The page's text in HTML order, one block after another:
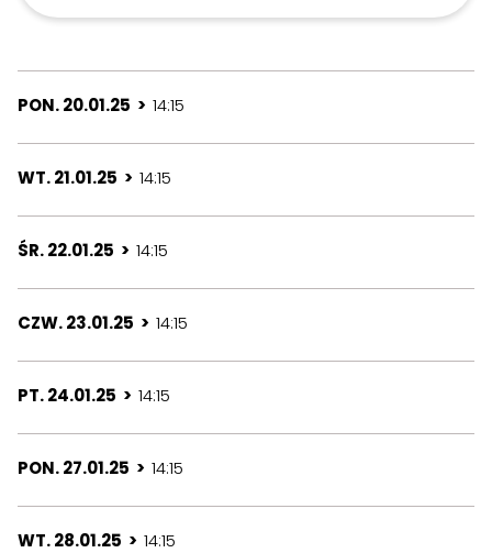
PON. 20.01.25 > 14:15
WT. 21.01.25 > 14:15
ŚR. 22.01.25 > 14:15
CZW. 23.01.25 > 14:15
PT. 24.01.25 > 14:15
PON. 27.01.25 > 14:15
WT. 28.01.25 > 14:15